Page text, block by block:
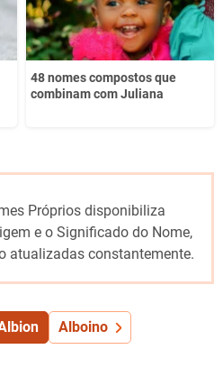
48 nomes compostos que
combinam com Juliana
Próprios disponibiliza
e o Significado do Nome,
atualizadas constantemente.
Alboino